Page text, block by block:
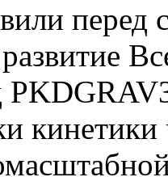
перед